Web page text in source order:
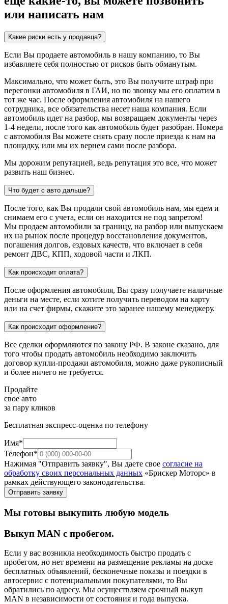
или написать нам
Какие риски есть у продавца?
Если Вы продаете автомобиль в нашу компанию, то Вы
избавляете себя полностью от рисков быть обманутым.
Максимально, что может быть, это Вы получите штраф при
перегонки автомобиля в ГАИ, но по звонку мы его оплатим в
тот же час. После оформления автомобиля на нашего
сотрудника, все обязательства несет наша компания. Если
автомобиль идет на разбор, мы возвращаем документы через
1-4 недели, после того как автомобиль будет разобран. Номера
с автомобиля Вы можете снять сразу после приезда к нам на
площадку, или мы их вернем сами после разбора.
Мы дорожим репутацией, ведь репутация это все, что может
развить наш бизнес.
Что будет с авто дальше?
После того, как Вы продали свой автомобиль нам, мы едем и
снимаем его с учета, если он находится не под запретом!
Мы продаем автомобили за границу, на разбор или выпускаем
их на рынок после процедур восстановления документов,
погашения долгов, ездовых качеств, что включает в себя
ремонт ДВС, КПП, ходовой части и ЛКП.
Как происходит оплата?
После оформления автомобиля, Вы сразу получаете наличные
деньги на месте, если хотите получить переводом на карту
или на счет фирмы, скажите это заранее нашему менеджеру.
Как происходит оформление?
Все сделки оформляются по закону РФ. В законе сказано, для
того чтобы продать автомобиль необходимо заключить
договор купли-продажи автомобиля, можно даже рукописный
и более ничего не требуется.
Продайте
свое авто
за пару кликов
Бесплатная экспресс-оценка по телефону
Имя*
Телефон*
Нажимая "Отправить заявку", Вы даете свое согласие на
обработку своих персональных данных «Брискер Моторс» в
рамках действующего законодательства.
Отправить заявку
Мы готовы выкупить любую модель
Выкуп MAN с пробегом.
Если у вас возникла необходимость быстро продать с
пробегом, но нет времени на размещение рекламы на доске
бесплатных объявлений, бесконечные показы и поездки в
автосервис с потенциальными покупателями, то Вы
обратились по адресу. Мы осуществляем срочный выкуп
MAN в независимости от состояния и года выпуска.